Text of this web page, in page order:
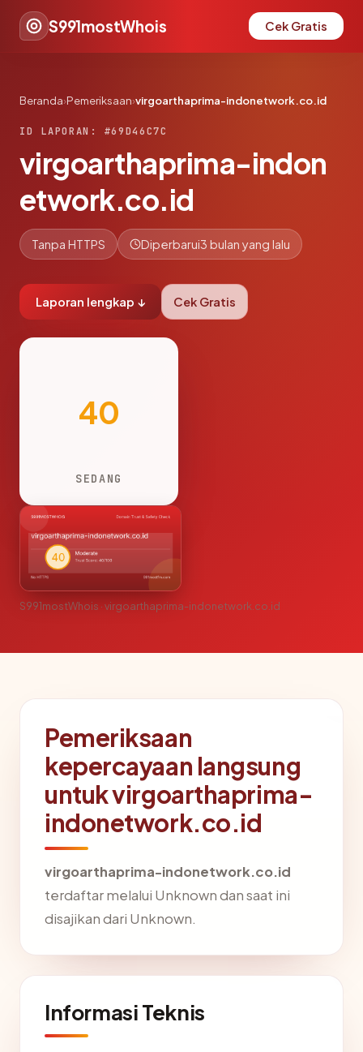
S991mostWhois Cek Gratis
Beranda›Pemeriksaan›virgoarthaprima-indonetwork.co.id
ID LAPORAN: #69D46C7C
virgoarthaprima-indon
etwork.co.id
Tanpa HTTPS Diperbarui3 bulan yang lalu
Laporan lengkap ↓ Cek Gratis
40
SEDANG
S991mostWhois · virgoarthaprima-indonetwork.co.id
Pemeriksaan
kepercayaan langsung
untuk virgoarthaprima-
indonetwork.co.id
virgoarthaprima-indonetwork.co.id
terdaftar melalui Unknown dan saat ini
disajikan dari Unknown.
Informasi Teknis